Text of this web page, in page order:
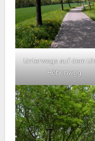
Unterwegs auf dem
Höhenweg